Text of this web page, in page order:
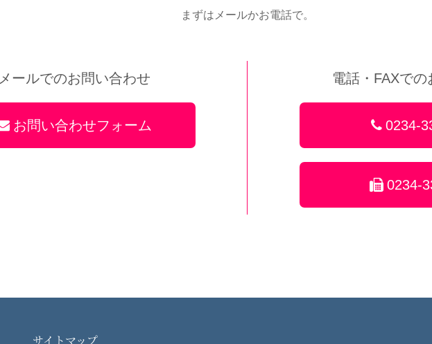
まずはメールかお電話で。
メールでのお問い合わせ
お問い合わせフォーム
電話・FAXで
0234-
0234-
サイトマップ